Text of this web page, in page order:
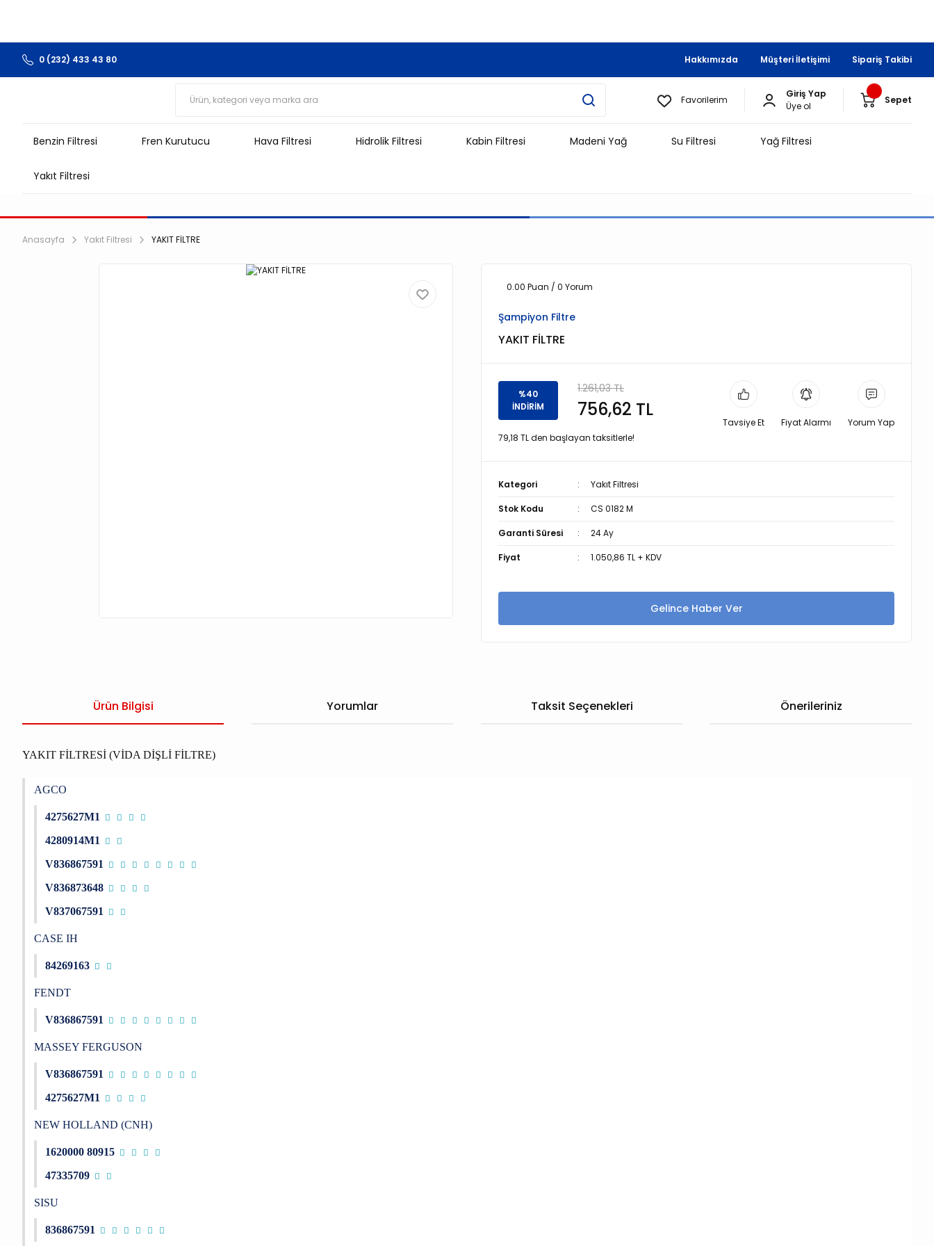
0 (232) 433 43 80 Hakkımızda Müşteri İletişimi Sipariş Takibi
Favorilerim
Giriş Yap
Üye ol
Sepet
Benzin Filtresi Fren Kurutucu Hava Filtresi Hidrolik Filtresi Kabin Filtresi Madeni Yağ Su Filtresi Yağ Filtresi
Yakıt Filtresi
Anasayfa Yakıt Filtresi YAKIT FİLTRE
0.00 Puan / 0 Yorum
Şampiyon Filtre
YAKIT FİLTRE
%40
İNDİRİM
1.261,03 TL
756,62 TL
79,18 TL den başlayan taksitlerle!
Tavsiye Et Fiyat Alarmı Yorum Yap
Kategori Yakıt Filtresi
Stok Kodu CS 0182 M
Garanti Süresi 24 Ay
Fiyat 1.050,86 TL + KDV
Gelince Haber Ver
Ürün Bilgisi Yorumlar Taksit Seçenekleri Önerileriniz
YAKIT FİLTRESİ (VİDA DİŞLİ FİLTRE)
AGCO
4275627M1
4280914M1
V836867591
V836873648
V837067591
CASE IH
84269163
FENDT
V836867591
MASSEY FERGUSON
V836867591
4275627M1
NEW HOLLAND (CNH)
1620000 80915
47335709
SISU
836867591